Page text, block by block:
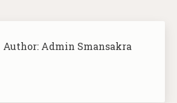
Author: Admin Smansakra